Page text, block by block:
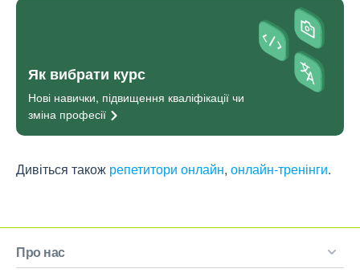
Як вибрати курс
Нові навички, підвищення кваліфікації чи
зміна професії
Дивіться також репетитори онлайн, онлайн-тренінги.
Про нас